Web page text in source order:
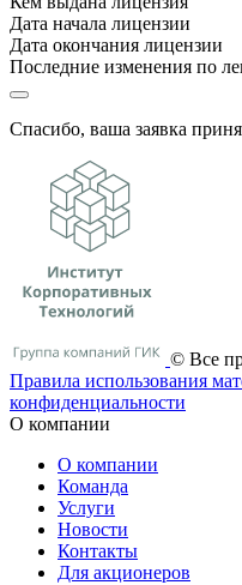
Дата начала лицензии
Дата окончания лицензии
Последние изменения по
Спасибо, ваша заявка
© Все
Правила использования
конфиденциальности
О компании
О компании
Команда
Услуги
Новости
Контакты
Для акционеров